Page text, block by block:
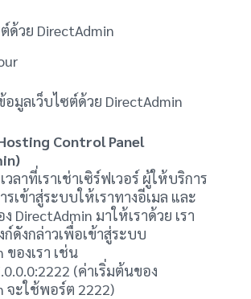
ด้วย DirectAdmin
มูลเว็บไซต์ด้วย DirectAdmin
Control Panel
ลาที่เราเช่าเซิร์ฟเวอร์ ผู้ให้บริการ
เข้าสู่ระบบให้เราทางอีเมล และ
ง DirectAdmin มาให้เราด้วย เรา
ก์ดังกล่าวเพื่อเข้าสู่ระบบ
ของเรา เช่น
(ค่าเริ่มต้นของ
จะใช้พอร์ต 2222)